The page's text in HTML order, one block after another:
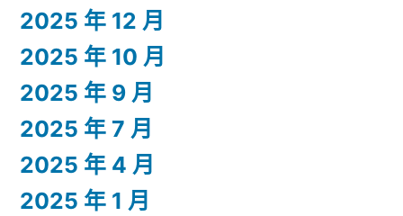
2025 年 12 月
2025 年 10 月
2025 年 9 月
2025 年 7 月
2025 年 4 月
2025 年 1 月